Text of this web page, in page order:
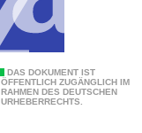
DAS DOKUMENT IST
ÖFFENTLICH ZUGÄNGLICH IM
RAHMEN DES DEUTSCHEN
URHEBERRECHTS.